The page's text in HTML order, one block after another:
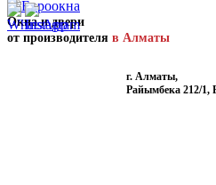
Окна и двери
от производителя в Алматы
г. Алматы,
Райымбека 212/1,